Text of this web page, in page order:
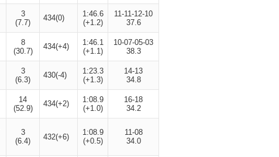
3
(7.7)
434(0)
1:46.6
(+1.2)
11-11-12-10
37.6
8
(30.7)
434(+4)
1:46.1
(+1.1)
10-07-05-03
38.3
3
(6.3)
430(-4)
1:23.3
(+1.3)
14-13
34.8
14
(52.9)
434(+2)
1:08.9
(+1.0)
16-18
34.2
3
(6.4)
432(+6)
1:08.9
(+0.5)
11-08
34.0